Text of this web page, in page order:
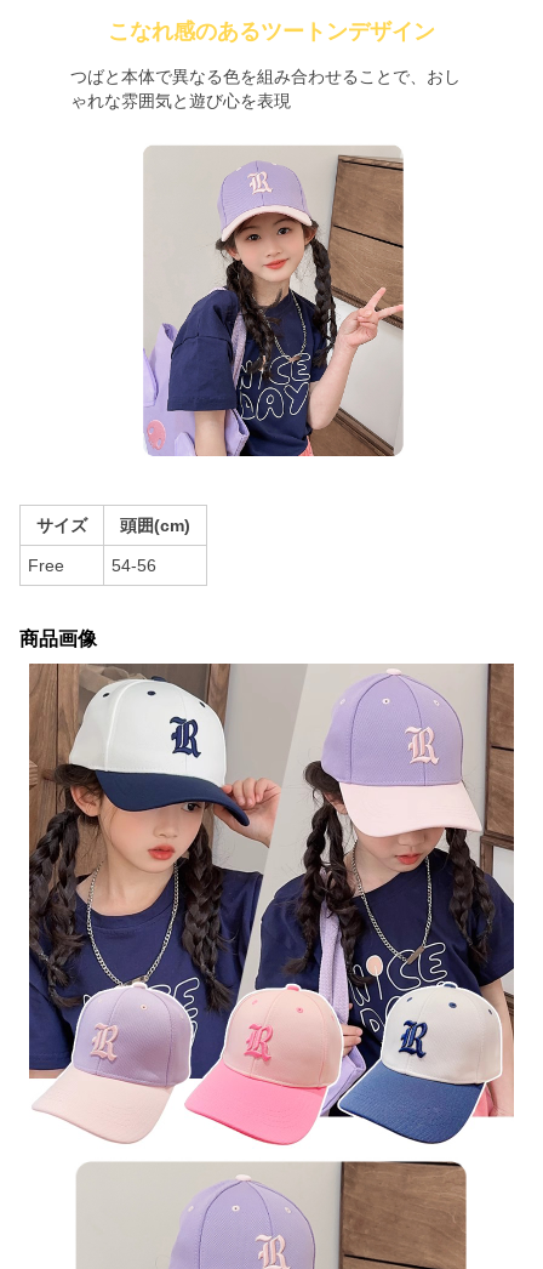
こなれ感のあるツートンデザイン
つばと本体で異なる色を組み合わせることで、おし
ゃれな雰囲気と遊び心を表現
サイズ 頭囲(cm)
Free 54-56
商品画像